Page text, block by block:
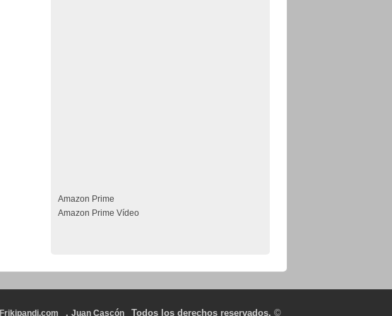
Amazon Prime
Amazon Prime Vídeo
Frikipandi.com . Juan Cascón Todos los derechos reservados. ©